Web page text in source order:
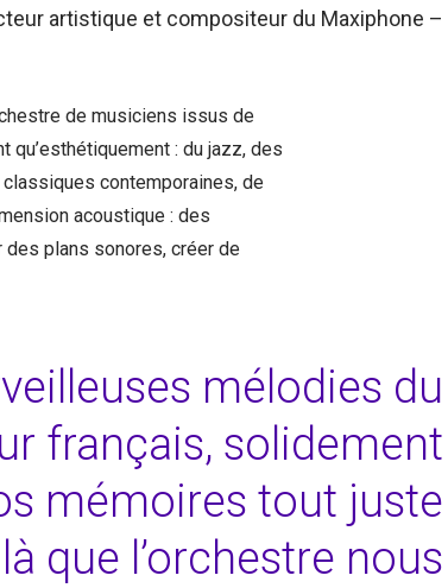
artistique et compositeur du Maxiphone –
de musiciens issus de
qu’esthétiquement : du jazz, des
contemporaines, de
acoustique : des
plans sonores, créer de
mélodies du
français, solidement
mémoires tout juste
que l’orchestre nous